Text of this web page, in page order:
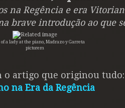
na Regência e era
brave introdução ao que
a lady at the piano, Madrazo y Garreta
pictorem
o artigo que originou tudo:
na Era da Regência